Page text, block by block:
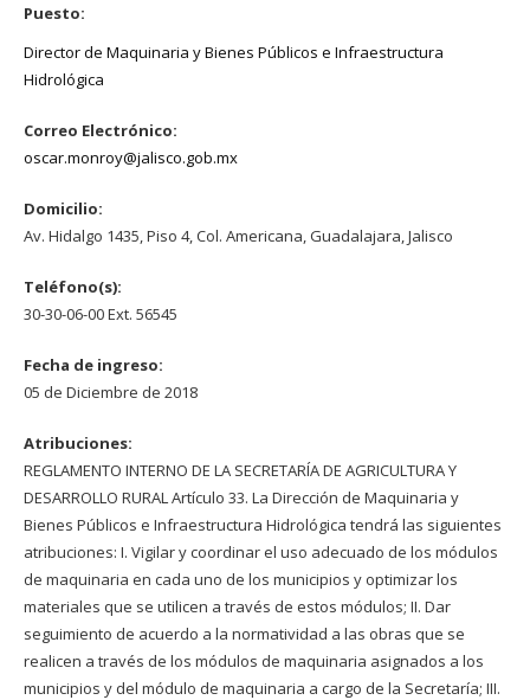
Puesto:
Director de Maquinaria y Bienes Públicos e Infraestructura
Hidrológica
Correo Electrónico:
oscar.monroy@jalisco.gob.mx
Domicilio:
Av. Hidalgo 1435, Piso 4, Col. Americana, Guadalajara, Jalisco
Teléfono(s):
30-30-06-00 Ext. 56545
Fecha de ingreso:
05 de Diciembre de 2018
Atribuciones:
REGLAMENTO INTERNO DE LA SECRETARÍA DE AGRICULTURA Y
DESARROLLO RURAL Artículo 33. La Dirección de Maquinaria y
Bienes Públicos e Infraestructura Hidrológica tendrá las siguientes
atribuciones: I. Vigilar y coordinar el uso adecuado de los módulos
de maquinaria en cada uno de los municipios y optimizar los
materiales que se utilicen a través de estos módulos; II. Dar
seguimiento de acuerdo a la normatividad a las obras que se
realicen a través de los módulos de maquinaria asignados a los
municipios y del módulo de maquinaria a cargo de la Secretaría; III.